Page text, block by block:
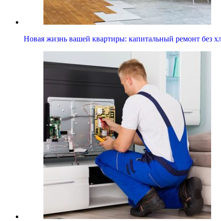
Новая жизнь вашей квартиры: капитальный ремонт без